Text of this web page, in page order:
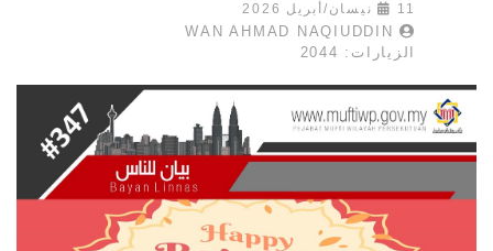
11 نيسان/أبريل 2026
WAN AHMAD NAQIUDDIN
الزيارات: 2044